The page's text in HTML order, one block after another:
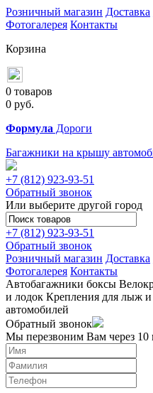
Розничный магазин Доставка
Фотогалерея Контакты
Корзина
0 товаров
0 руб.
Формула Дороги
Багажники на крышу
+7 (812) 923-93-51
Обратный звонок
Или выберите другой город
+7 (812) 923-93-51
Обратный звонок
Розничный магазин Доставка
Фотогалерея Контакты
Автобагажники боксы
и лодок Крепления для лыж и
автомобилей
Обратный звонок
Мы перезвоним Вам через 10